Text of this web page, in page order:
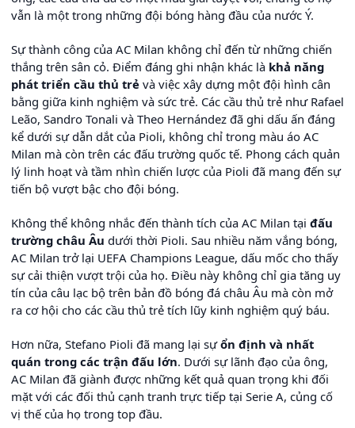
vẫn là một trong những đội bóng hàng đầu của nước Ý.
Sự thành công của AC Milan không chỉ đến từ những chiến
thắng trên sân cỏ. Điểm đáng ghi nhận khác là khả năng
phát triển cầu thủ trẻ và việc xây dựng một đội hình cân
bằng giữa kinh nghiệm và sức trẻ. Các cầu thủ trẻ như Rafael
Leão, Sandro Tonali và Theo Hernández đã ghi dấu ấn đáng
kể dưới sự dẫn dắt của Pioli, không chỉ trong màu áo AC
Milan mà còn trên các đấu trường quốc tế. Phong cách quản
lý linh hoạt và tầm nhìn chiến lược của Pioli đã mang đến sự
tiến bộ vượt bậc cho đội bóng.
Không thể không nhắc đến thành tích của AC Milan tại đấu
trường châu Âu dưới thời Pioli. Sau nhiều năm vắng bóng,
AC Milan trở lại UEFA Champions League, dấu mốc cho thấy
sự cải thiện vượt trội của họ. Điều này không chỉ gia tăng uy
tín của câu lạc bộ trên bản đồ bóng đá châu Âu mà còn mở
ra cơ hội cho các cầu thủ trẻ tích lũy kinh nghiệm quý báu.
Hơn nữa, Stefano Pioli đã mang lại sựổn định và nhất
quán trong các trận đấu lớn. Dưới sự lãnh đạo của ông,
AC Milan đã giành được những kết quả quan trọng khi đối
mặt với các đối thủ cạnh tranh trực tiếp tại Serie A, củng cố
vị thế của họ trong top đầu.